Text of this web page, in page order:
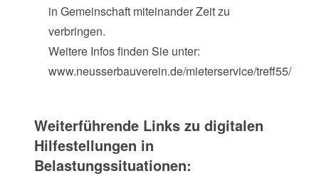
in Gemeinschaft miteinander Zeit zu
verbringen.
Weitere Infos finden Sie unter:
www.neusserbauverein.de/mieterservice/treff55/
Weiterführende Links zu digitalen
Hilfestellungen in
Belastungssituationen: